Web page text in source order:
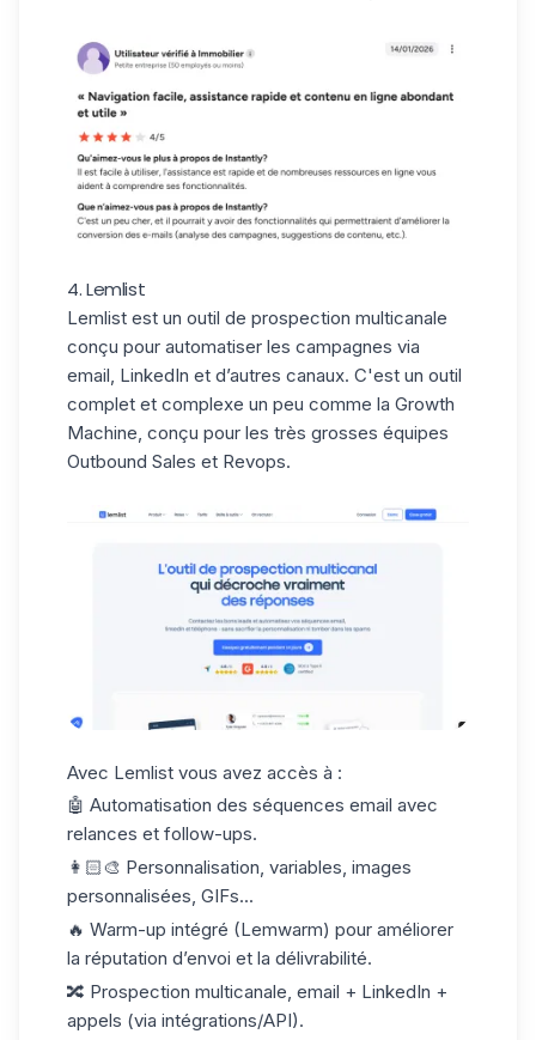
4. Lemlist
Lemlist est un outil de prospection multicanale
conçu pour automatiser les campagnes via
email, LinkedIn et d’autres canaux. C'est un outil
complet et complexe un peu comme la Growth
Machine, conçu pour les très grosses équipes
Outbound Sales et Revops.
Avec Lemlist vous avez accès à :
🤖 Automatisation des séquences email avec
relances et follow-ups.
👩🏻‍🎨 Personnalisation, variables, images
personnalisées, GIFs...
🔥 Warm-up intégré (Lemwarm) pour améliorer
la réputation d’envoi et la délivrabilité.
🔀 Prospection multicanale , email + LinkedIn +
appels (via intégrations/API).